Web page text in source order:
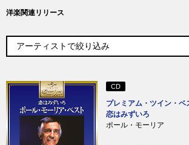
洋楽関連リリース
CD
プレミアム・ツイン・
恋はみずいろ
ポール・モーリア